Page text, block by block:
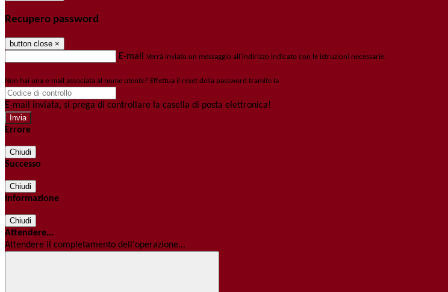
Recupero password
button close ×
E-mail Verrà inviato un messaggio all'indirizzo indicato con le istruzioni necessarie.
Non hai una e-mail associata al nome utente? Effettua il reset della password tramite la
E-mail inviata, si prega di controllare la casella di posta elettronica!
Errore
Chiudi
Successo
Chiudi
Informazione
Chiudi
Attendere...
Attendere il completamento dell'operazione...